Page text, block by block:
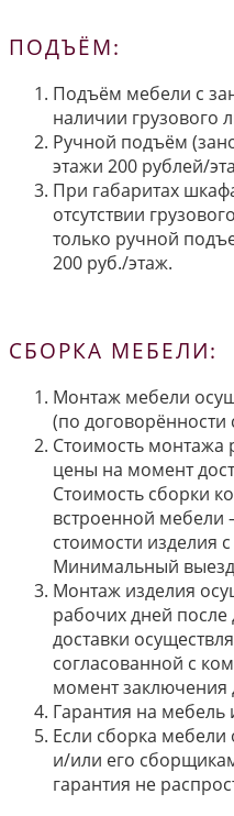
ПОДЪЁМ:
Подъём мебели с
наличии грузового
Ручной подъём
этажи 200 рублей/
При габаритах
отсутствии
только ручной
200 руб./этаж.
СБОРКА МЕБЕЛИ:
Монтаж мебели
(по
Стоимость монтажа
цены на момент
Стоимость сборки
встроенной мебели
стоимости изделия
Минимальный
Монтаж изделия
рабочих дней
доставки
согласованной с
момент заключения
Гарантия на мебель
Если сборка мебели
и/или его
гарантия не